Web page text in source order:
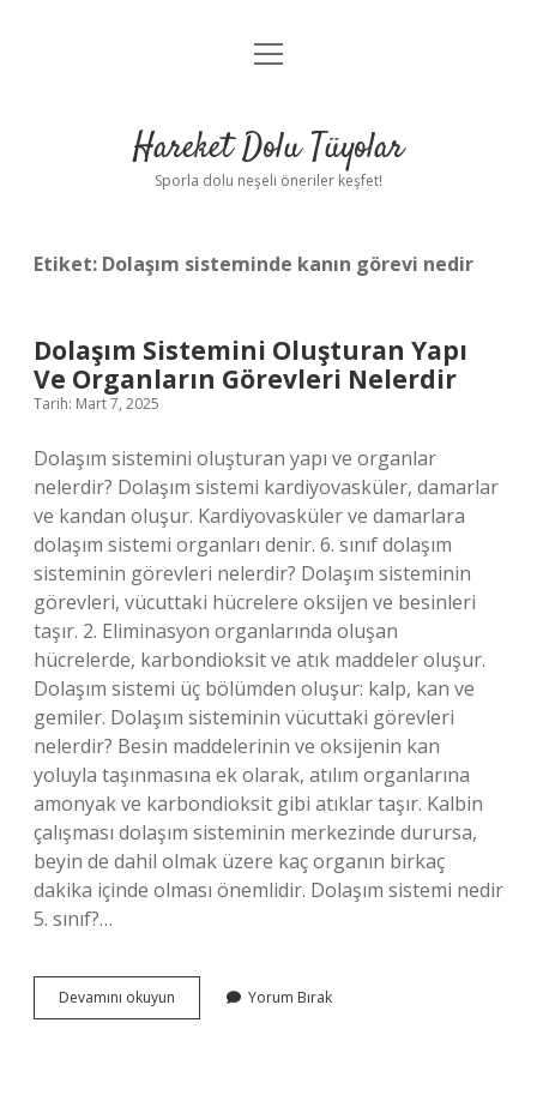
Anasayfa
Yasal Uyarı
menüyü
Hareket Dolu Tüyolar
Sporla dolu neşeli öneriler keşfet!
Etiket: Dolaşım sisteminde kanın görevi nedir
Dolaşım Sistemini Oluşturan Yapı
Ve Organların Görevleri Nelerdir
Tarih: Mart 7, 2025
Dolaşım sistemini oluşturan yapı ve organlar
nelerdir? Dolaşım sistemi kardiyovasküler, damarlar
ve kandan oluşur. Kardiyovasküler ve damarlara
dolaşım sistemi organları denir. 6. sınıf dolaşım
sisteminin görevleri nelerdir? Dolaşım sisteminin
görevleri, vücuttaki hücrelere oksijen ve besinleri
taşır. 2. Eliminasyon organlarında oluşan
hücrelerde, karbondioksit ve atık maddeler oluşur.
Dolaşım sistemi üç bölümden oluşur: kalp, kan ve
gemiler. Dolaşım sisteminin vücuttaki görevleri
nelerdir? Besin maddelerinin ve oksijenin kan
yoluyla taşınmasına ek olarak, atılım organlarına
amonyak ve karbondioksit gibi atıklar taşır. Kalbin
çalışması dolaşım sisteminin merkezinde durursa,
beyin de dahil olmak üzere kaç organın birkaç
dakika içinde olması önemlidir. Dolaşım sistemi nedir
5. sınıf?…
Devamını okuyun Dolaşım
Sistemini
Yorum Bırak